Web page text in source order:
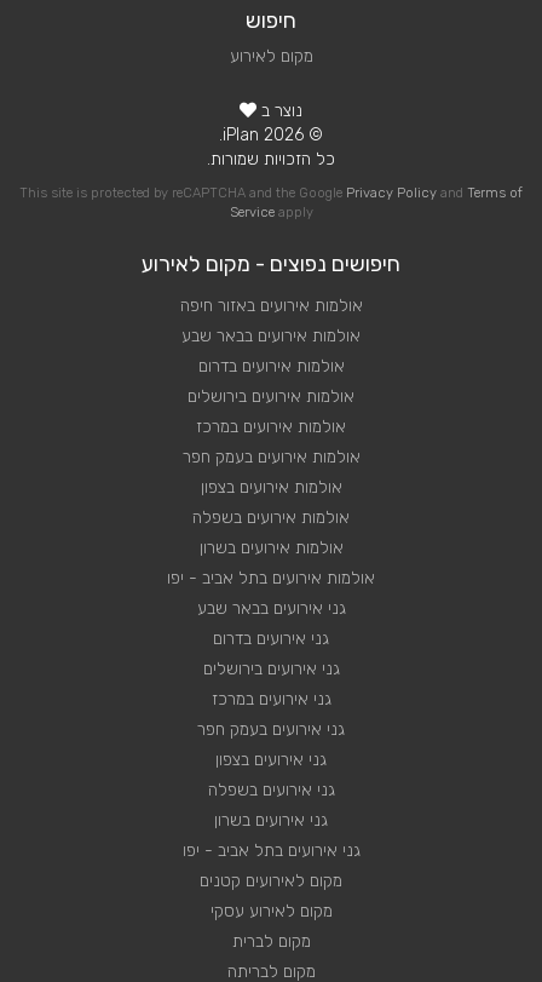
חיפוש
מקום לאירוע
נוצר ב
© 2026 iPlan.
כל הזכויות שמורות.
This site is protected by reCAPTCHA and the Google Privacy Policy and Terms of
Serviceapply
חיפושים נפוצים - מקום לאירוע
אולמות אירועים באזור חיפה
אולמות אירועים בבאר שבע
אולמות אירועים בדרום
אולמות אירועים בירושלים
אולמות אירועים במרכז
אולמות אירועים בעמק חפר
אולמות אירועים בצפון
אולמות אירועים בשפלה
אולמות אירועים בשרון
אולמות אירועים בתל אביב - יפו
גני אירועים בבאר שבע
גני אירועים בדרום
גני אירועים בירושלים
גני אירועים במרכז
גני אירועים בעמק חפר
גני אירועים בצפון
גני אירועים בשפלה
גני אירועים בשרון
גני אירועים בתל אביב - יפו
מקום לאירועים קטנים
מקום לאירוע עסקי
מקום לברית
מקום לבריתה